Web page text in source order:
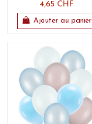
4,65 CHF
Ajouter au panier